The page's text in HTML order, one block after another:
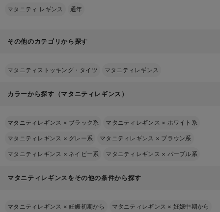
マタニティ レギンス 通年
その他のカテゴリから探す
マタニティストッキング・タイツ マタニティレギンス
カラーから探す（マタニティレギンス）
マタニティレギンス × ブラック系 マタニティレギンス × ホワイト系
マタニティレギンス × グレー系 マタニティレギンス × ブラウン系
マタニティレギンス × ネイビー系 マタニティレギンス × パープル系
マタニティレギンスをその他の条件から探す
マタニティレギンス ×妊娠初期から マタニティレギンス × 妊娠中期から